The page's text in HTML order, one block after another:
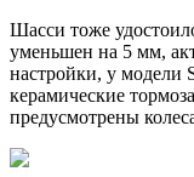
Шасси тоже
уменьшен на 5 мм,
настройки, у модели
керамические
предусмотрены